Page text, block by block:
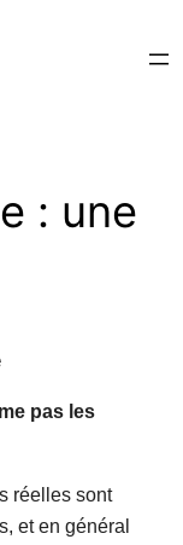
: une
pas les
réelles sont
et en général